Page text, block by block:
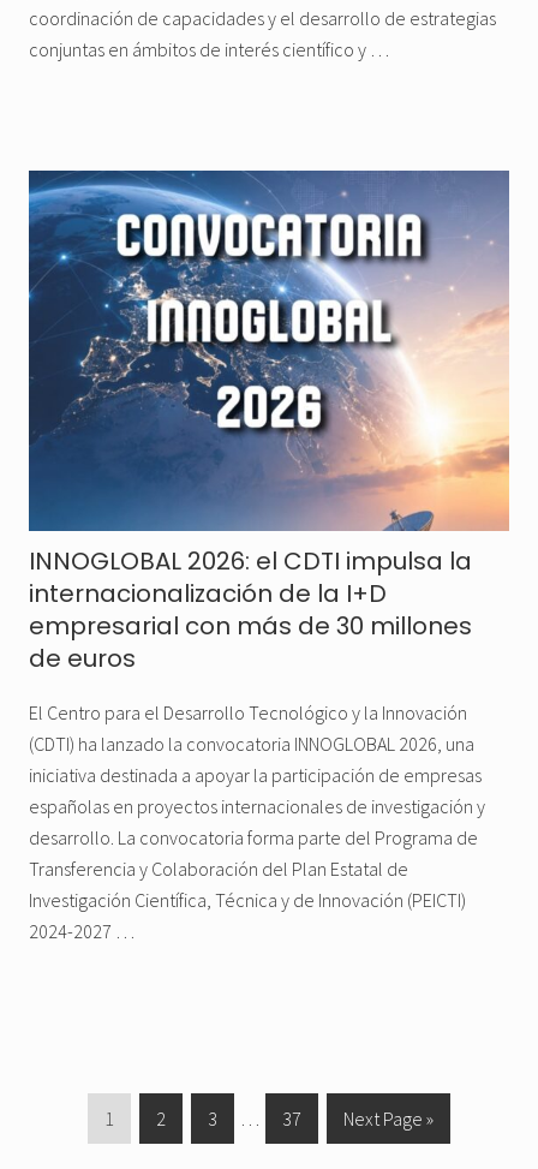
coordinación de capacidades y el desarrollo de estrategias
conjuntas en ámbitos de interés científico y …
INNOGLOBAL 2026: el CDTI impulsa la
internacionalización de la I+D
empresarial con más de 30 millones
de euros
El Centro para el Desarrollo Tecnológico y la Innovación
(CDTI) ha lanzado la convocatoria INNOGLOBAL 2026, una
iniciativa destinada a apoyar la participación de empresas
españolas en proyectos internacionales de investigación y
desarrollo. La convocatoria forma parte del Programa de
Transferencia y Colaboración del Plan Estatal de
Investigación Científica, Técnica y de Innovación (PEICTI)
2024-2027 …
G
o
1
G
o
2
G
o
3
Interim
pages
…
G
o
37
G
o
Next Page »